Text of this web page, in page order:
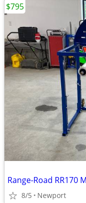
8/5 Newport
$795